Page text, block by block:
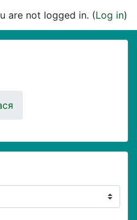
are not logged in. (Log in)